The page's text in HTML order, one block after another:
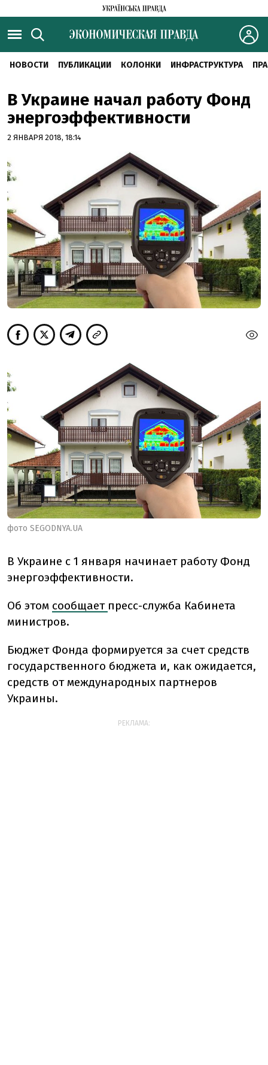
НОВОСТИ ПУБЛИКАЦИИ КОЛОНКИ ИНФРАСТРУКТУРА
В Украине начал работу Фонд
энергоэффективности
2 ЯНВАРЯ 2018, 18:14
фото SEGODNYA.UA
В Украине с 1 января начинает работу Фонд
энергоэффективности.
Об этом сообщает пресс-служба Кабинета
министров.
Бюджет Фонда формируется за счет средств
государственного бюджета и, как ожидается,
средств от международных партнеров
Украины.
РЕКЛАМА: